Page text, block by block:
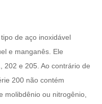
de aço inoxidável
e manganês. Ele
202 e 205. Ao contrário de
200 não contém
molibdênio ou nitrogênio,